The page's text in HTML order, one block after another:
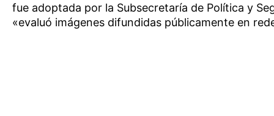
fue adoptada por la Subsecretaría de Política y
«evaluó imágenes difundidas públicamente en